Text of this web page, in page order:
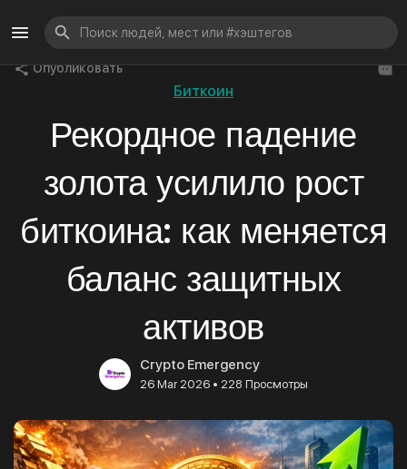
Опубликовать
Биткоин
Рекордное падение
золота усилило рост
биткоина: как меняется
баланс защитных
активов
Crypto Emergency
26 Mar 2026 • 228 Просмотры